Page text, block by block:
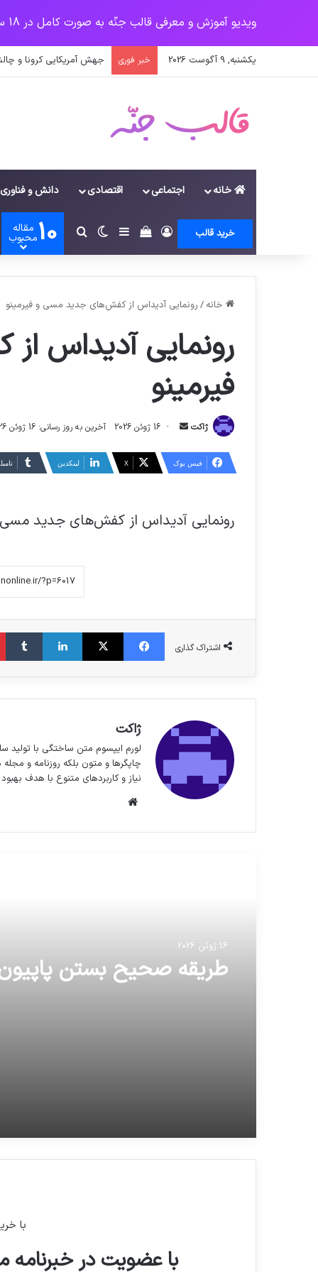
ویدیو آموزش و معرفی قالب جنّه به صورت کامل در 18 سرفصل
یکشنبه, 9 آگوست 2026 خبر فوری جهش آمریکایی کرونا و
خانه اجتماعی اقتصادی دانش و فناوری
خرید قالب وروددیدن سبد خرید
سایدبارتغییر پوسته
جستجو برای
10 مقاله
محبوب
خانه / رونمایی آدیداس از کفش‌های جدید مسی و فیرمینو
رونمایی آدیداس
فیرمینو
ژاکت
ارسال 16 ژوئن 2026 آخرین به روز رسانی: 16 ژوئن 2026
فیس بوک X لینکدین
رونمایی آدیداس از کفش‌های جدید مسی
اشتراک گذاری
فیس بوک X لینکدین
ژاکت
لورم ایپسوم متن ساختگی با تولید
چاپگرها و متون بلکه روزنامه و
نیاز و کاربردهای متنوع با هدف
16 ژوئن 2026
با
با عضویت در خبرنامه